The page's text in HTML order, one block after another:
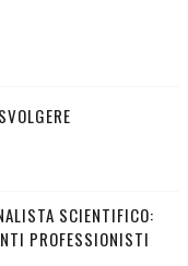
SCIENTIFICO:
PROFESSIONISTI